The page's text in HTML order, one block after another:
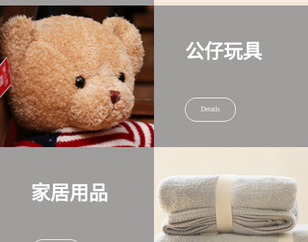
公仔玩具
Details
家居用品